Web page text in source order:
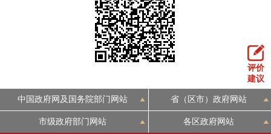
评价
建议
中国政府网及国务院部门网站 省（区市）政府网站
市级政府部门网站 各区政府网站